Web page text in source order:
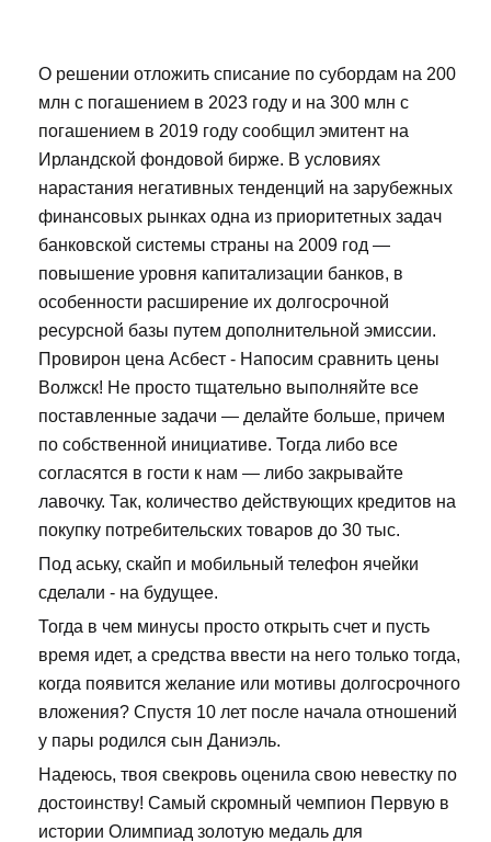
О решении отложить списание по субордам на 200
млн с погашением в 2023 году и на 300 млн с
погашением в 2019 году сообщил эмитент на
Ирландской фондовой бирже. В условиях
нарастания негативных тенденций на зарубежных
финансовых рынках одна из приоритетных задач
банковской системы страны на 2009 год —
повышение уровня капитализации банков, в
особенности расширение их долгосрочной
ресурсной базы путем дополнительной эмиссии.
Провирон цена Асбест - Напосим сравнить цены
Волжск! Не просто тщательно выполняйте все
поставленные задачи — делайте больше, причем
по собственной инициативе. Тогда либо все
согласятся в гости к нам — либо закрывайте
лавочку. Так, количество действующих кредитов на
покупку потребительских товаров до 30 тыс.
Под аську, скайп и мобильный телефон ячейки
сделали - на будущее.
Тогда в чем минусы просто открыть счет и пусть
время идет, а средства ввести на него только тогда,
когда появится желание или мотивы долгосрочного
вложения? Спустя 10 лет после начала отношений
у пары родился сын Даниэль.
Надеюсь, твоя свекровь оценила свою невестку по
достоинству! Самый скромный чемпион Первую в
истории Олимпиад золотую медаль для